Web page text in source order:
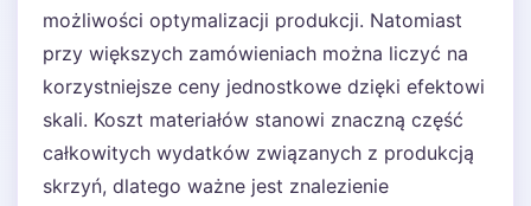
możliwości optymalizacji produkcji. Natomiast
przy większych zamówieniach można liczyć na
korzystniejsze ceny jednostkowe dzięki efektowi
skali. Koszt materiałów stanowi znaczną część
całkowitych wydatków związanych z produkcją
skrzyń, dlatego ważne jest znalezienie